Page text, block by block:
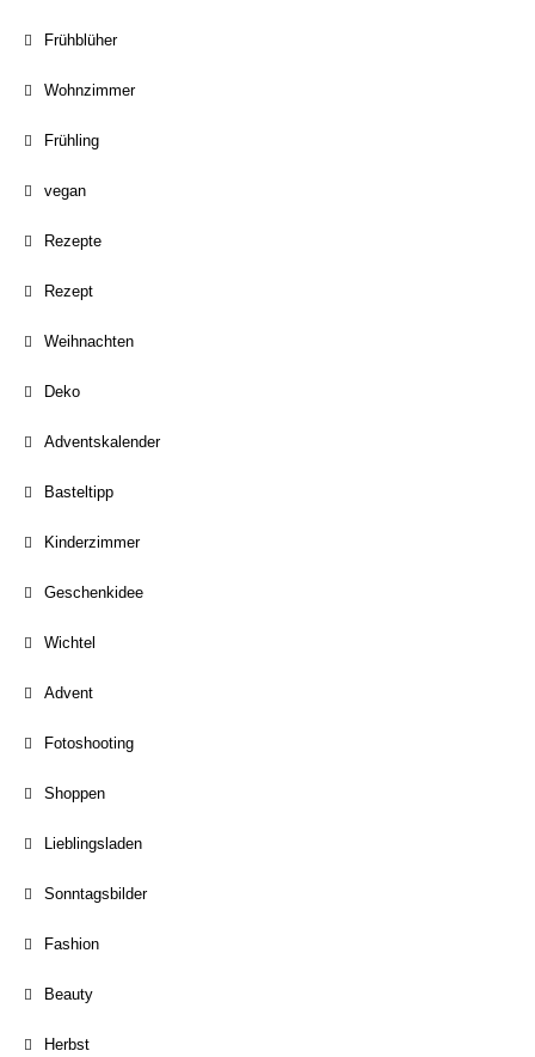
Frühblüher
Wohnzimmer
Frühling
vegan
Rezepte
Rezept
Weihnachten
Deko
Adventskalender
Basteltipp
Kinderzimmer
Geschenkidee
Wichtel
Advent
Fotoshooting
Shoppen
Lieblingsladen
Sonntagsbilder
Fashion
Beauty
Herbst